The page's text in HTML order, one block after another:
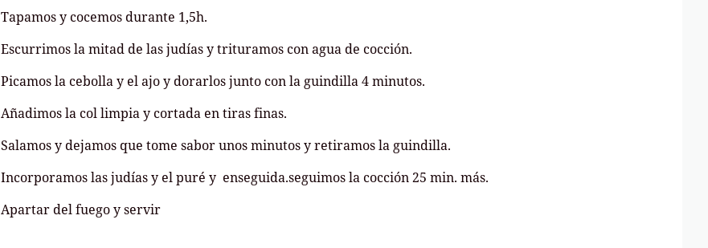
Tapamos y cocemos durante 1,5h.
Escurrimos la mitad de las judías y trituramos con agua de cocción.
Picamos la cebolla y el ajo y dorarlos junto con la guindilla 4 minutos.
Añadimos la col limpia y cortada en tiras finas.
Salamos y dejamos que tome sabor unos minutos y retiramos la guindilla.
Incorporamos las judías y el puré y enseguida.seguimos la cocción 25 min. más.
Apartar del fuego y servir